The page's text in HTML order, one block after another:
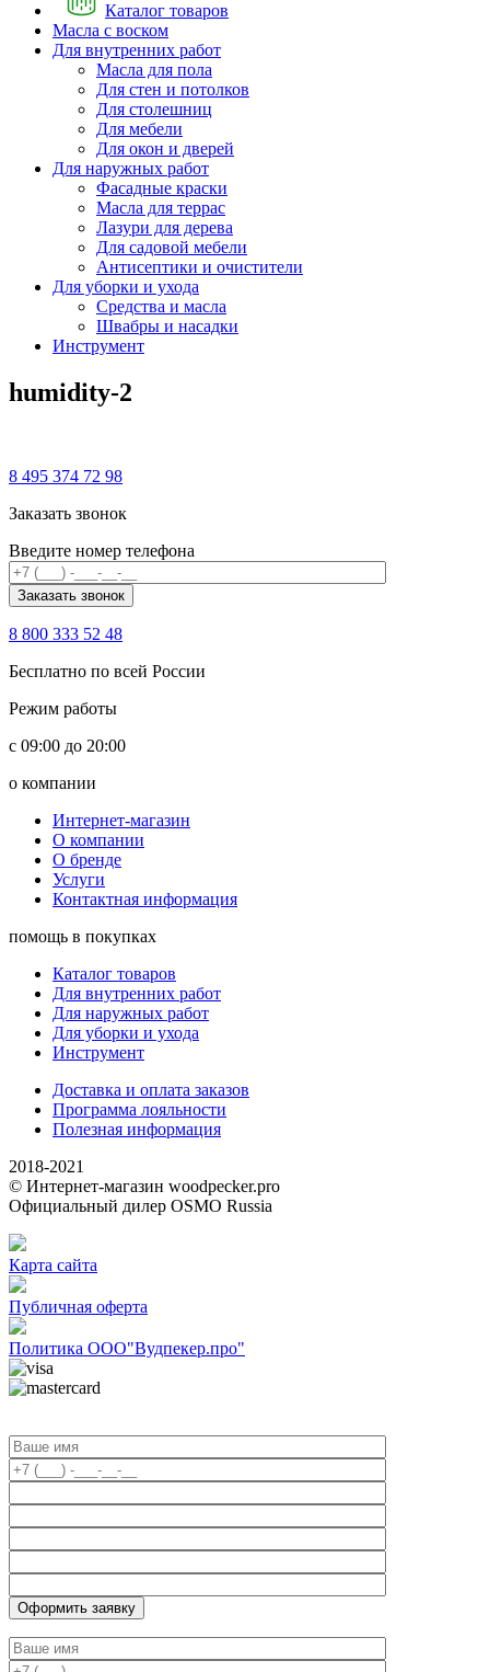
Каталог товаров
Масла с воском
Для внутренних работ
Масла для пола
Для стен и потолков
Для столешниц
Для мебели
Для окон и дверей
Для наружных работ
Фасадные краски
Масла для террас
Лазури для дерева
Для садовой мебели
Антисептики и очистители
Для уборки и ухода
Средства и масла
Швабры и наcадки
Инструмент
humidity-2
8 495 374 72 98
Заказать звонок
Введите номер телефона
8 800 333 52 48
Бесплатно по всей России
Режим работы
с 09:00 до 20:00
о компании
Интернет-магазин
О компании
О бренде
Услуги
Контактная информация
помощь в покупках
Каталог товаров
Для внутренних работ
Для наружных работ
Для уборки и ухода
Инструмент
Доставка и оплата заказов
Программа лояльности
Полезная информация
2018-2021
© Интернет-магазин woodpecker.pro
Официальный дилер OSMO Russia
Карта сайта
Публичная оферта
Политика ООО"Вудпекер.про"